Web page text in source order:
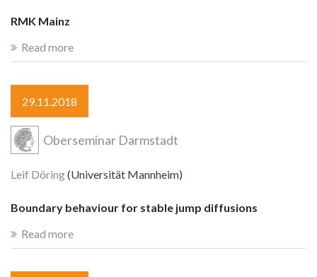
RMK Mainz
Read more
29.11.2018
Oberseminar Darmstadt
Leif Döring(Universität Mannheim)
Boundary behaviour for stable jump diffusions
Read more